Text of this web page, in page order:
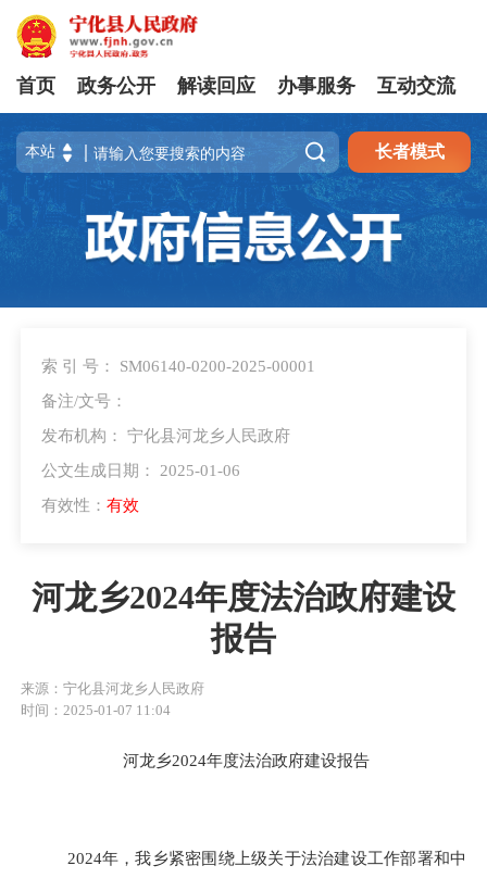
首页 政务公开 解读回应 办事服务 互动交流
 长者模式
索 引 号： SM06140-0200-2025-00001
备注/文号：
发布机构： 宁化县河龙乡人民政府
公文生成日期： 2025-01-06
有效性： 有效
河龙乡2024年度法治政府建设
报告
来源：宁化县河龙乡人民政府
时间：2025-01-07 11:04
河龙乡2024年度法治政府建设报告
2024年，我乡紧密围绕上级关于法治建设工作部署和中